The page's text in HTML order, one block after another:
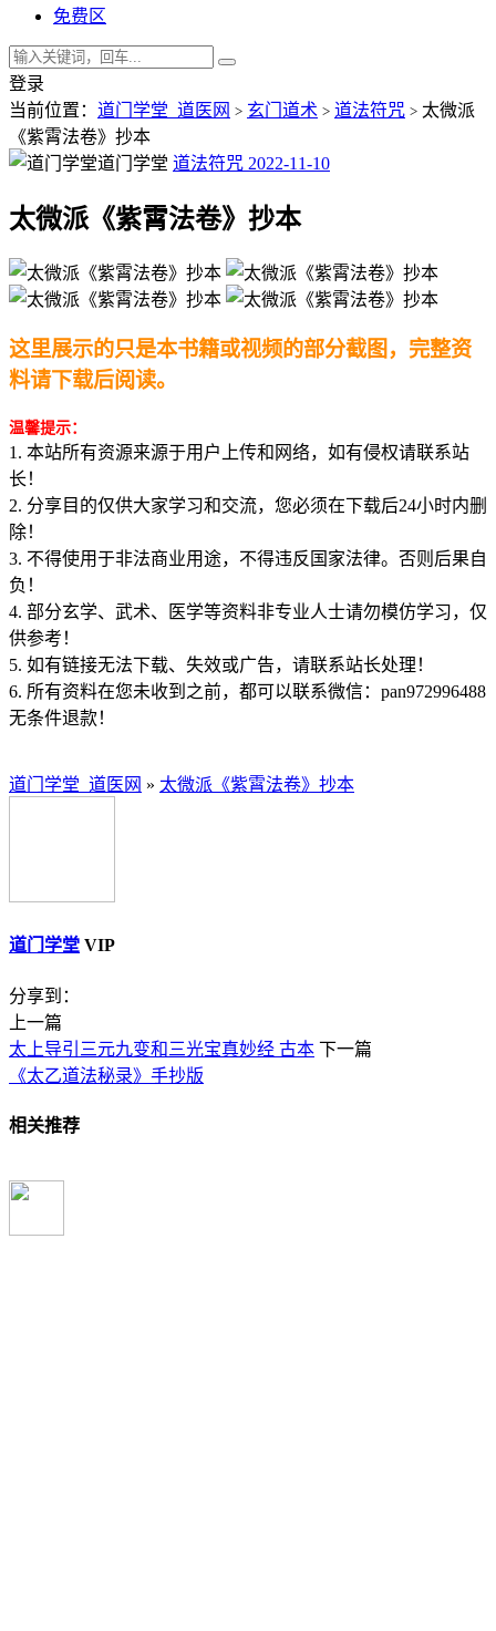
免费区
登录
当前位置： 道门学堂_道医网 > 玄门道术 > 道法符咒 > 太微派
《紫霄法卷》抄本
道门学堂 道法符咒 2022-11-10
太微派《紫霄法卷》抄本
这里展示的只是本书籍或视频的部分截图，完整资
料请下载后阅读。
温馨提示：
1. 本站所有资源来源于用户上传和网络，如有侵权请联系站
长！
2. 分享目的仅供大家学习和交流，您必须在下载后24小时内删
除！
3. 不得使用于非法商业用途，不得违反国家法律。否则后果自
负！
4. 部分玄学、武术、医学等资料非专业人士请勿模仿学习，仅
供参考！
5. 如有链接无法下载、失效或广告，请联系站长处理！
6. 所有资料在您未收到之前，都可以联系微信：pan972996488
无条件退款！
道门学堂_道医网 » 太微派《紫霄法卷》抄本
道门学堂 VIP
分享到：
上一篇
太上导引三元九变和三光宝真妙经 古本 下一篇
《太乙道法秘录》手抄版
相关推荐